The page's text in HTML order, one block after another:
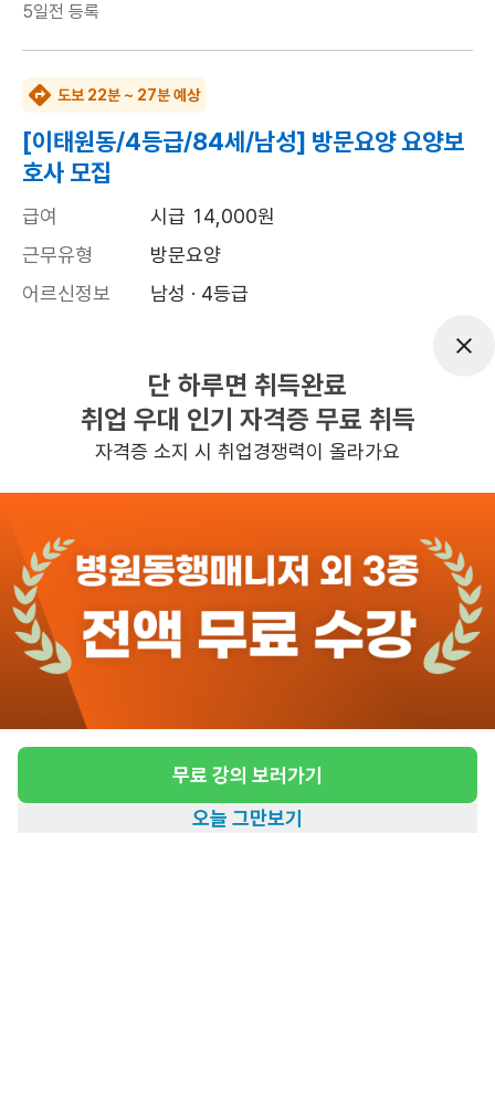
5일전 등록
도보 22분 ~ 27분 예상
[이태원동/4등급/84세/남성] 방문요양 요양보
호사 모집
급여
시급 14,000원
근무유형
방문요양
어르신정보
남성 · 4등급
14:00~17:00
높은급여 초보가능
관심 일자리정보 더보기
7일전등록
도보 23분 ~ 28분 예상
[한강로2가 181/3등급/88세/여성] 입주요양
요양보호사 모집
급여
월급 3,500,000원
입주요양
여성 · 3등급
단 하루면 취득완료
취업 우대 인기 자격증 무료 취득
자격증 소지 시 취업경쟁력이 올라가요
무료 강의 보러가기
오늘 그만보기